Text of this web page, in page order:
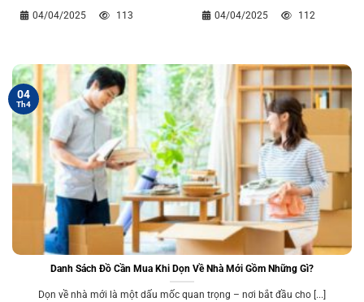
04/04/2025 113 04/04/2025 112
Danh Sách Đồ Cần Mua Khi Dọn Về Nhà Mới Gồm Những Gì?
Dọn về nhà mới là một dấu mốc quan trọng – nơi bắt đầu cho [...]
04
Th4